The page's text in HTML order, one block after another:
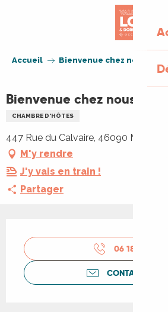
Accueil Bienvenue chez nous
Bienvenue chez nous
CHAMBRE D'HÔTES
447 Rue du Calvaire, 46090 Mercuès
M'y rendre
J'y vais en train !
Partager
Ouverture et
06 18 14 26
CONTACTEZ-